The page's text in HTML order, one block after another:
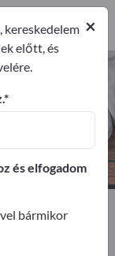
2
Gyártók
teraszok
×
kereskedelem
előtt, és
és elfogadom
bármikor